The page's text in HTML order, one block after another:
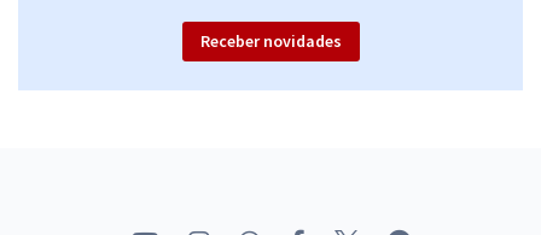
Receber novidades